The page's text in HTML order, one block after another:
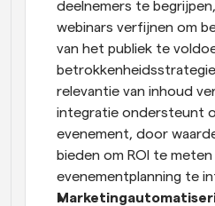
deelnemers te
webinars verfijnen om
van het publiek te
relevantie van inhoud
integratie ondersteunt
evenement, door
bieden om ROI te
evenementplanning te